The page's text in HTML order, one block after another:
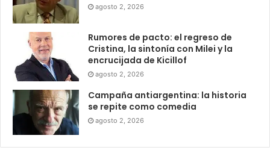
agosto 2, 2026
Rumores de pacto: el regreso de
Cristina, la sintonía con Milei y la
encrucijada de Kicillof
agosto 2, 2026
Campaña antiargentina: la historia
se repite como comedia
agosto 2, 2026